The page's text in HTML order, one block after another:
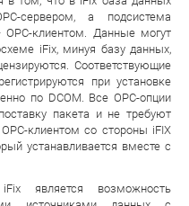
сервером, а подсистема
клиентом. Данные могут
iFix, минуя базу данных,
Соответствующие
при установке
по DCOM. Все ОРС-опции
пакета и не требуют
ОРС-клиентом со стороны iFIX
устанавливается вместе с
является возможность